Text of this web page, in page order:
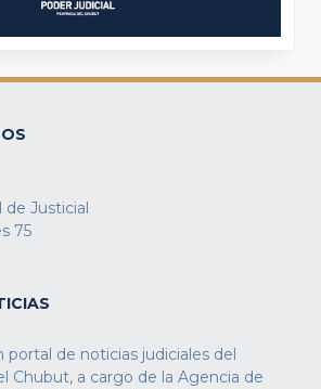
de Justicial
75
portal de noticias judiciales del
Chubut, a cargo de la Agencia de